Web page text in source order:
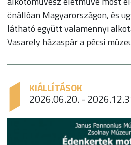
önállóan Magyarországon, és
látható együtt valamennyi
Vasarely házaspár a pécsi
KIÁLLÍTÁSOK
2026.06.20. -